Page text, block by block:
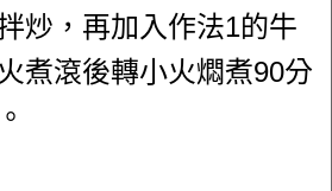
炒，再加入作法1的牛
煮滾後轉小火燜煮90分